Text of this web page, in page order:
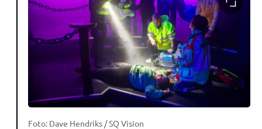
Foto: Dave Hendriks / SQ Vision